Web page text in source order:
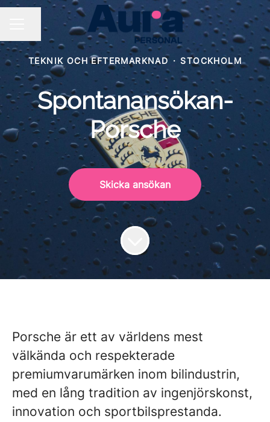
KARRIÄRMENY
Dela sidan
TEKNIK OCH EFTERMARKNAD · STOCKHOLM
Spontanansökan-
Porsche
Skicka ansökan
Porsche är ett av världens mest
välkända och respekterade
premiumvarumärken inom bilindustrin,
med en lång tradition av ingenjörskonst,
innovation och sportbilsprestanda.